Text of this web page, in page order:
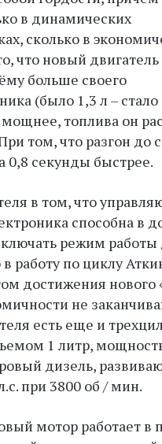
в динамических
сколько в
что новый
больше своего
(было 1,3 л – стало
топлива он
том, что разгон до
0,8 секунды быстрее.
в том, что
способна в
режим работы
работу по циклу
достижения нового
не
есть еще и
1 литр,
дизель,
при 3800 об / мин.
мотор работает в